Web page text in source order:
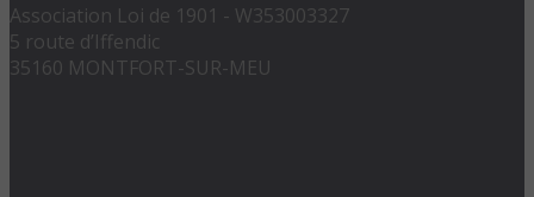
Association Loi de 1901 - W353003327
5 route d’Iffendic
35160 MONTFORT-SUR-MEU